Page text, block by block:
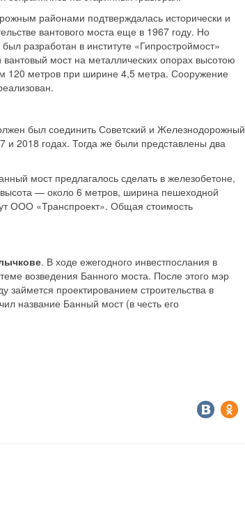
районами подтверждалась исторически и
вантового моста еще в 1967 году. Но
разработан в институте «Гипростроймост»
мост на металлических опорах высотою
120 метров при ширине 4,5 метра. Сооружение
был соединить Советский и Железнодорожный
и 2018 годах. Тогда же были представлены два
мост предлагалось сделать в железобетоне,
— около 6 метров, ширина пешеходной
ООО «Транспроект». Общая стоимость
. В ходе ежегодного инвестпослания в
возведения Банного моста. После этого мэр
зай­мется проектированием строительства в
название Банный мост (в честь его